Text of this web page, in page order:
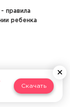
правила
ребенка
Скачать